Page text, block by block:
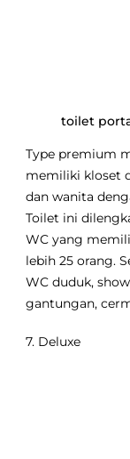
toilet
Type premium
memiliki kloset
dan wanita
Toilet ini
WC yang
lebih 25 orang.
WC duduk,
gantungan,
7. Deluxe